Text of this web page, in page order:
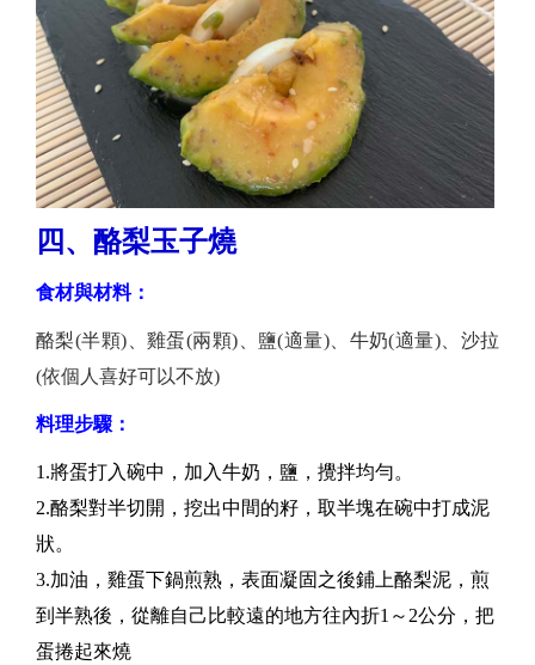
四、酪梨玉子燒
食材與材料：
酪梨(半顆)、雞蛋(兩顆)、鹽(適量)、牛奶(適量)、沙拉
(依個人喜好可以不放)
料理步驟：
1.將蛋打入碗中，加入牛奶，鹽，攪拌均勻。
2.酪梨對半切開，挖出中間的籽，取半塊在碗中打成泥
狀。
3.加油，雞蛋下鍋煎熟，表面凝固之後鋪上酪梨泥，煎
到半熟後，從離自己比較遠的地方往內折1～2公分，把
蛋捲起來燒